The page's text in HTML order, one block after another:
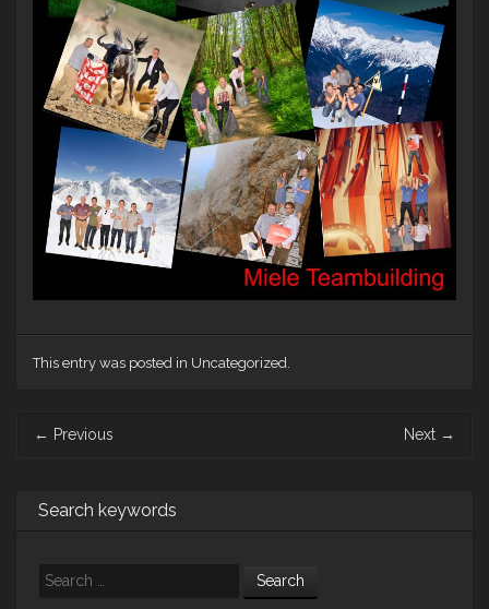
This entry was posted in Uncategorized.
navigation
← Previous Next →
Search keywords
Search